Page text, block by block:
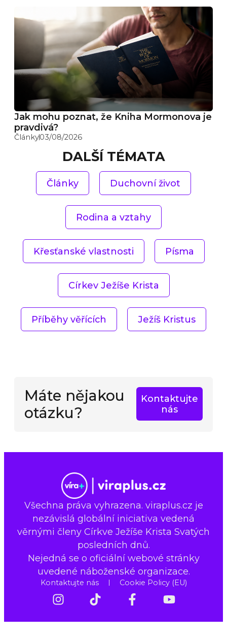
Jak mohu poznat, že Kniha Mormonova je
pravdivá?
Články03/08/2026
DALŠÍ TÉMATA
Články Duchovní život
Rodina a vztahy
Křesťanské vlastnosti Písma
Církev Ježíše Krista
Příběhy věřících Ježíš Kristus
Máte nějakou
otázku?
Kontaktujte
nás
Všechna práva vyhrazena. viraplus.cz je
nezávislá globální iniciativa vedená
věrnými členy Církve Ježíše Krista Svatých
posledních dnů.
Nejedná se o oficiální webové stránky
uvedené náboženské organizace.
Kontaktujte nás Cookie Policy (EU)